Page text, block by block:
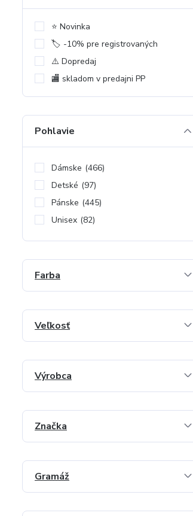
⭐️ Novinka
🏷️ -10% pre registrovaných
⚠️ Dopredaj
🏬 skladom v predajni PP
Pohlavie
Dámske (466)
Detské (97)
Pánske (445)
Unisex (82)
Farba
Veľkosť
Výrobca
Značka
Gramáž